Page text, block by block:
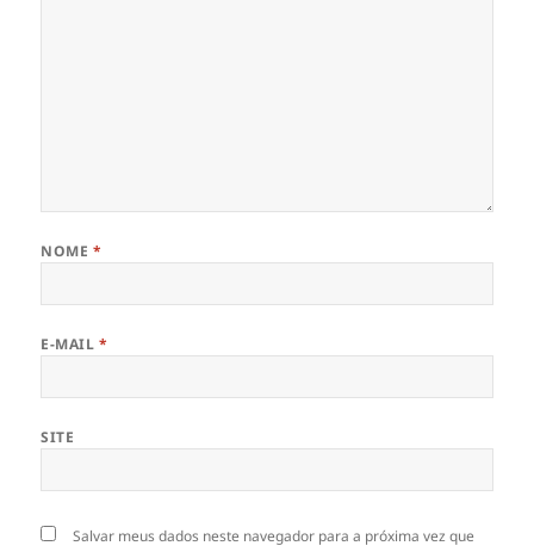
NOME *
E-MAIL *
SITE
Salvar meus dados neste navegador para a próxima vez que